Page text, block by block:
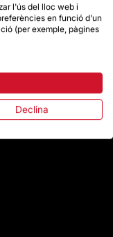
l'ús del lloc web i
en funció d'un
(per exemple, pàgines
Declina